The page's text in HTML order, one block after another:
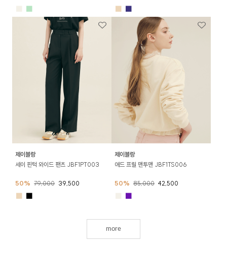
■ ■ ■
제이블랑
세이 핀턱 와이드 팬츠 JBF1PT003
50% 79,000 39,500
■ ■
제이블랑
애드 프릴 맨투맨 JBF1TS006
50% 85,000 42,500
■
more